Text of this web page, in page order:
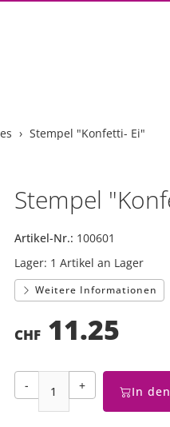
Stempel "Konfetti- Ei"
Stempel
Artikel-Nr.: 100601
Lager: 1 Artikel an Lager
Weitere Informationen
CHF 11.25
- + In